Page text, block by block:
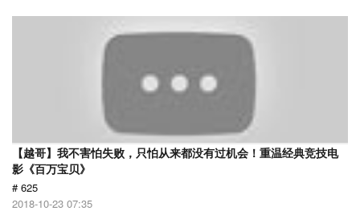
【越哥】我不害怕失败，只怕从来都没有过机会！重温经典竞技电
影《百万宝贝》
# 625
2018-10-23 07:35